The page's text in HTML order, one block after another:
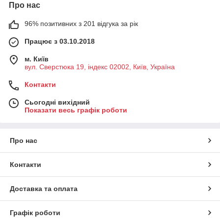
Про нас
96% позитивних з 201 відгука за рік
Працює з 03.10.2018
м. Київ
вул. Сверстюка 19, індекс 02002, Київ, Україна
Контакти
Сьогодні вихідний
Показати весь графік роботи
Про нас
Контакти
Доставка та оплата
Графік роботи